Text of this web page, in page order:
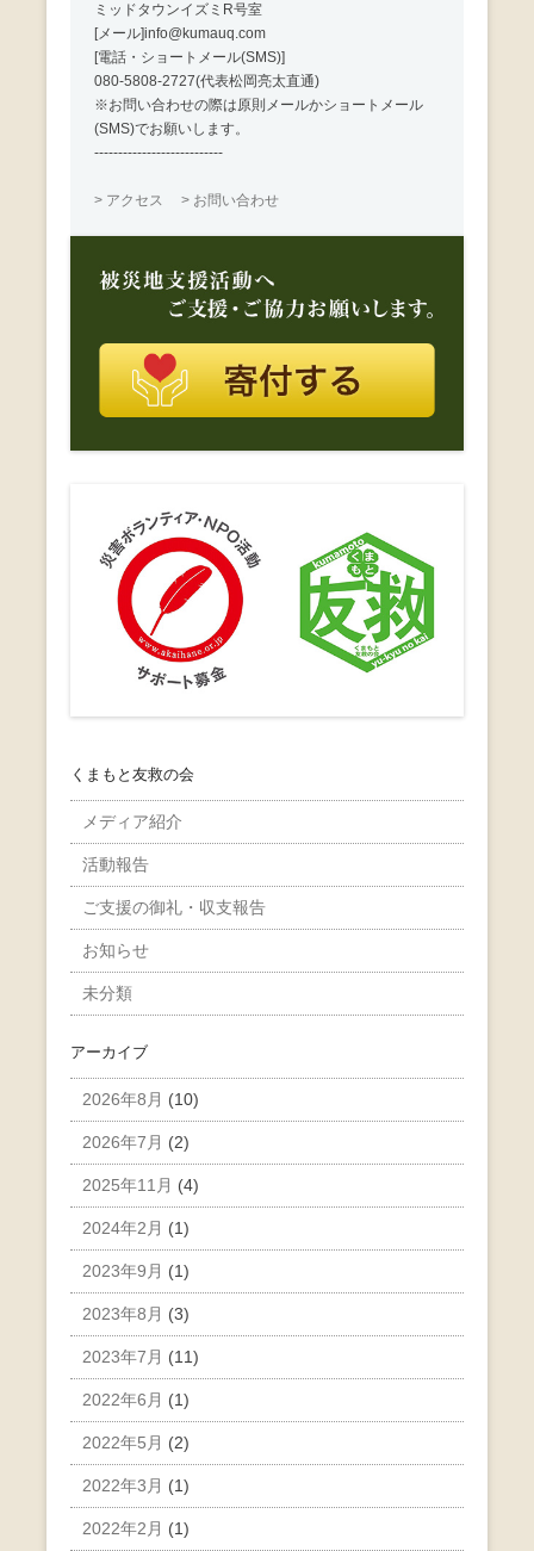
ミッドタウンイズミR号室
[メール]info@kumauq.com
[電話・ショートメール(SMS)]
080-5808-2727(代表松岡亮太直通)
※お問い合わせの際は原則メールかショートメール
(SMS)でお願いします。
---------------------------
> アクセス > お問い合わせ
くまもと友救の会
メディア紹介
活動報告
ご支援の御礼・収支報告
お知らせ
未分類
アーカイブ
2026年8月 (10)
2026年7月 (2)
2025年11月 (4)
2024年2月 (1)
2023年9月 (1)
2023年8月 (3)
2023年7月 (11)
2022年6月 (1)
2022年5月 (2)
2022年3月 (1)
2022年2月 (1)